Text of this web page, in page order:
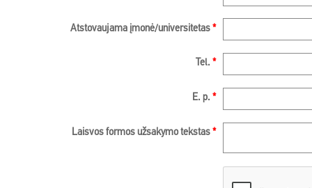
Atstovaujama įmonė/universitetas *
Tel. *
E. p. *
Laisvos formos užsakymo tekstas *